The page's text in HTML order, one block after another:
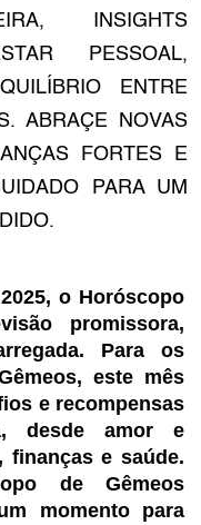
INSIGHTS
PESSOAL,
ENTRE
ABRAÇE NOVAS
FORTES E
PARA UM
o Horóscopo
promissora,
Para os
este mês
e recompensas
desde amor e
finanças e saúde.
de Gêmeos
momento para